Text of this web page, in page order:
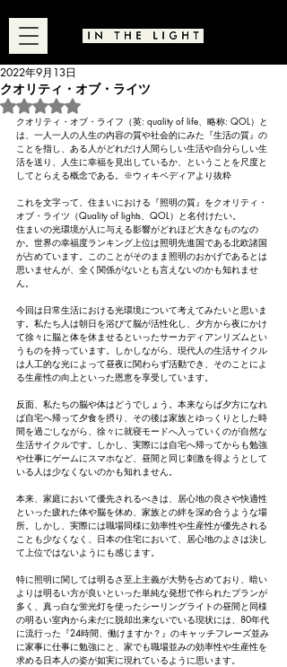
クオリティ・オブ・ライツ
2022年9月13日
5つ星のうちNaNと評価されています。
クオリティ・オブ・ライフ（英: quality of life、 略称: QOL）と
は、一人一人の人生の内容の質や社会的にみた『生活の質』の
ことを指し、ある人がどれだけ人間らしい生活や自分らしい生
活を送り、 人生に幸福を見出しているか、ということを尺度と
してとらえる概念である。 ※ウィキペディアより抜粋
これを文字って、住まいにおける『照明の質』をクオリティ・
オブ・ライツ（Quality of lights、QOL）と名付けたい。
住まいの光環境が人に与える影響がどれほど大きなものなの
か。世界の幸福度ランキング上位は照明先進国である北欧諸国
が占めています。このことがそのまま照明のおかげであるとは
思いませんが、全く関係がないとも言えないのかも知れませ
ん。
今回は日常生活における光環境について考えてみたいと思いま
す。私たち人は朝日を浴びて脳が活性化し、夕方から夜にかけ
て徐々に脳と体を休ませるといったサーカディアンリズムとい
うものを持っています。しかしながら、現代人の生活サイクル
は人工的な光によって昼夜に関わらず活動でき、そのことによ
る生産性の向上といった恩恵を享受しています。
反面、私たちの脳や体はどうでしょう。本来ならば夕方になれ
ば自宅へ帰って夕食を摂り、その後は家族とゆっくりとした時
間を過ごしながら、徐々に就寝モードへ入っていくのが自然な
生活サイクルです。しかし、実際には自宅へ帰ってからも勉強
や仕事にゲームにスマホなど、昼間と同じ刺激を得ようとして
いる人は少なくないのかも知れません。
本来、家庭において優先されるべきは、居心地の良さや快適性
といった疲れた体や脳を休め、家族との絆を深め合うような場
所。しかし、実際には職場同様に効率性や生産性が優先される
ことも少なくなく、日本の住宅において、居心地のよさは決し
て上位ではないようにも感じます。
特に照明に関しては明るさ至上主義が大勢を占めており、暗い
よりは明るい方が良いといった単純な発想で作られたプランが
多く、真っ白な蛍光灯を使ったシーリングライトの昼間と同様
の明るい室内から未だに脱却出来ないでいる現状には、80年代
に流行った『24時間、働けますか？』のキャッチフレーズ並み
に家事に仕事に勉強にと、家でも職場並みの効率性や生産性を
求める日本人の姿が如実に現れているように思います。